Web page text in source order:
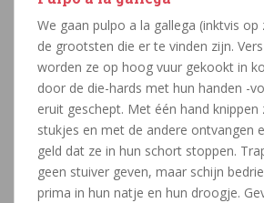
We gaan pulpo a la gallega (inktvis op
de grootsten die er te vinden zijn.
worden ze op hoog vuur gekookt in
door de die-hards met hun handen -
eruit geschept. Met één hand knippen
stukjes en met de andere ontvangen
geld dat ze in hun schort stoppen.
geen stuiver geven, maar schijn
prima in hun natje en hun droogje.